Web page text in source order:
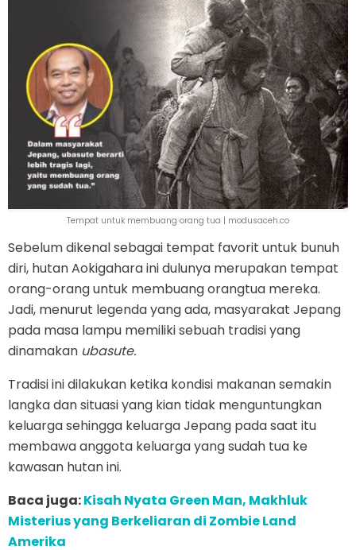
Tempat untuk membuang orang tua | modusaceh.co
Sebelum dikenal sebagai tempat favorit untuk bunuh
diri, hutan Aokigahara ini dulunya merupakan tempat
orang-orang untuk membuang orangtua mereka.
Jadi, menurut legenda yang ada, masyarakat Jepang
pada masa lampu memiliki sebuah tradisi yang
dinamakan ubasute.
Tradisi ini dilakukan ketika kondisi makanan semakin
langka dan situasi yang kian tidak menguntungkan
keluarga sehingga keluarga Jepang pada saat itu
membawa anggota keluarga yang sudah tua ke
kawasan hutan ini.
Baca juga:Kisah Nyata Green Man, Makhluk
Misterius yang Berkeliaran di Zombie Land
Amerika